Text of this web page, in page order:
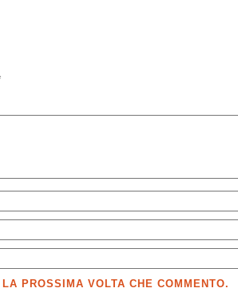
PROSSIMA VOLTA CHE COMMENTO.